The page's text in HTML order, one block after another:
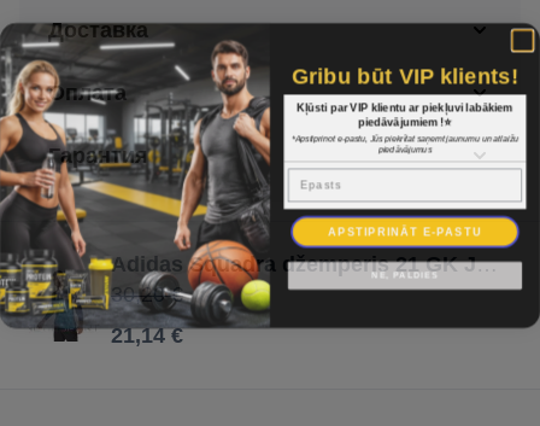
Доставка
Оплата
Гарантия
Adidas Squadra džemperis 21 GK JSY GN6944 / Jūras zila / XXL
30,20 €
21,14 €
Gribu būt VIP klients!
Kļūsti par VIP klientu ar piekļuvi labākiem
piedāvājumiem !⭐
*Apstiprinot e-pastu, Jūs piekrītat saņemt jaunumu un atlaižu
piedāvājumus
Epasts
APSTIPRINĀT E-PASTU
NĒ, PALDIES